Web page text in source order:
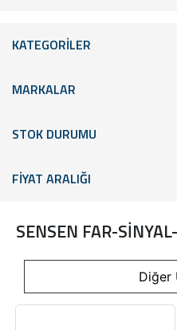
KATEGORİLER
MARKALAR
STOK DURUMU
FİYAT ARALIĞI
SENSEN FAR-
Diğer